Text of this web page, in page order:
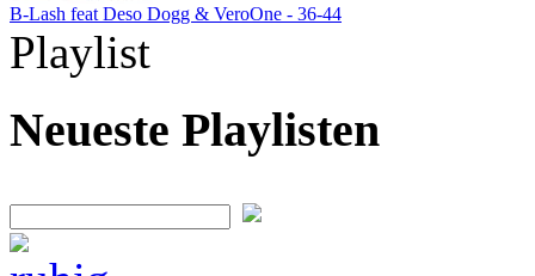
B-Lash feat Deso Dogg & VeroOne - 36-44
Playlist
Neueste Playlisten